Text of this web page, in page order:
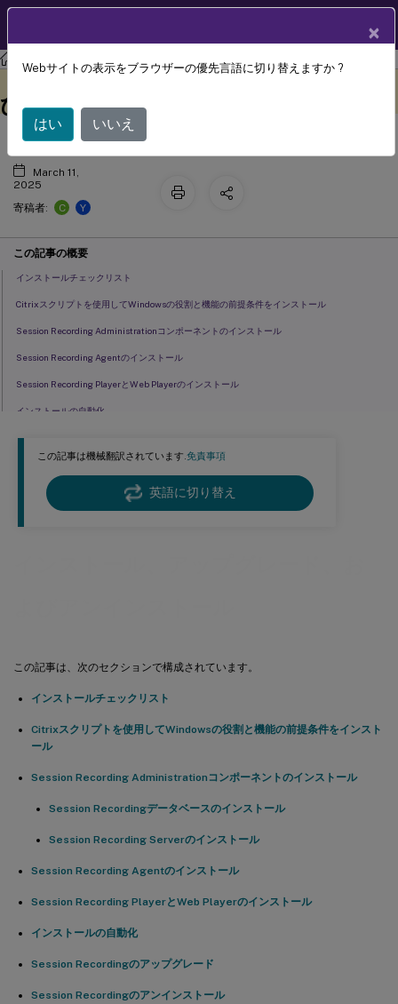
Session Recording Session Recording 2107
この記事は機械翻訳されています.免責事項
英語に切り替え
この記事は、次のセクションで構成されています。
インストールチェックリスト
Citrixスクリプトを使用してWindowsの役割と機能の前提条件をインスト
ール
Session Recording Administrationコンポーネントのインストール
Session Recordingデータベースのインストール
Session Recording Serverのインストール
Session Recording Agentのインストール
Session Recording PlayerとWeb Playerのインストール
インストールの自動化
Session Recordingのアップグレード
Session Recordingのアンインストール
インストール、アップグレード、およ
びアンインストール
March 11,
2025
寄稿者:
C Y
この記事の概要
インストールチェックリスト
Citrixスクリプトを使用してWindowsの役割と機能の前提条件をインストール
Session Recording Administrationコンポーネントのインストール
Session Recording Agentのインストール
Session Recording PlayerとWeb Playerのインストール
インストールの自動化
Session Recordingのアップグレード
クラウドSQLデータベースサービスでのSession Recordingデータベースの展開
Session Recordingのアンインストール
×
Webサイトの表示をブラウザーの優先言語に切り替えますか ?
はい いいえ